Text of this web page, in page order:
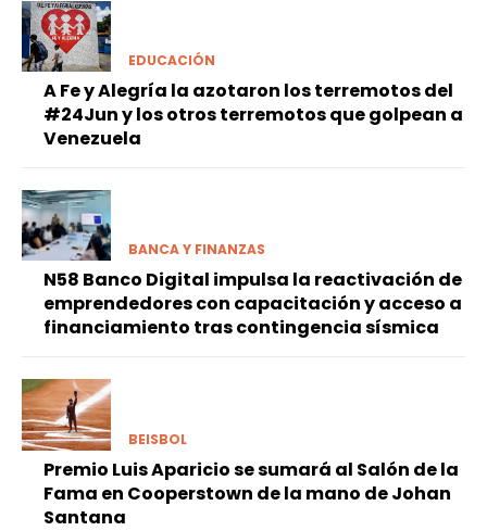
EDUCACIÓN
A Fe y Alegría la azotaron los terremotos del
#24Jun y los otros terremotos que golpean a
Venezuela
BANCA Y FINANZAS
N58 Banco Digital impulsa la reactivación de
emprendedores con capacitación y acceso a
financiamiento tras contingencia sísmica
BEISBOL
Premio Luis Aparicio se sumará al Salón de la
Fama en Cooperstown de la mano de Johan
Santana